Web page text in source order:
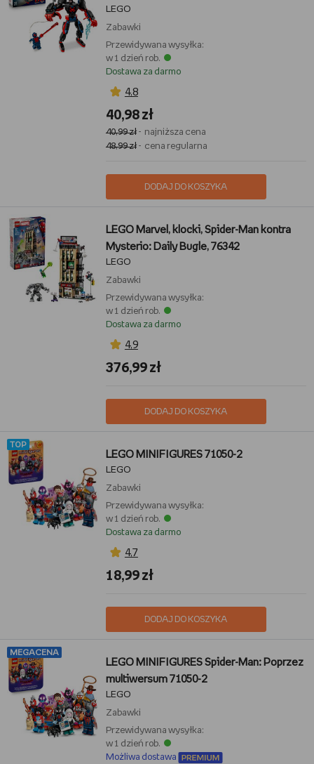
LEGO
Zabawki
Przewidywana wysyłka:
w 1 dzień rob.
Dostawa za darmo
4,8
40,98 zł
40,99 zł- najniższa cena
48,99 zł- cena regularna
DODAJ DO KOSZYKA
LEGO Marvel, klocki, Spider-Man kontra
Mysterio: Daily Bugle, 76342
LEGO
Zabawki
Przewidywana wysyłka:
w 1 dzień rob.
Dostawa za darmo
4,9
376,99 zł
DODAJ DO KOSZYKA
TOP
LEGO MINIFIGURES 71050-2
LEGO
Zabawki
Przewidywana wysyłka:
w 1 dzień rob.
Dostawa za darmo
4,7
18,99 zł
DODAJ DO KOSZYKA
MEGACENA
LEGO MINIFIGURES Spider-Man: Poprzez
multiwersum 71050-2
LEGO
Zabawki
Przewidywana wysyłka:
w 1 dzień rob.
Możliwa dostawa